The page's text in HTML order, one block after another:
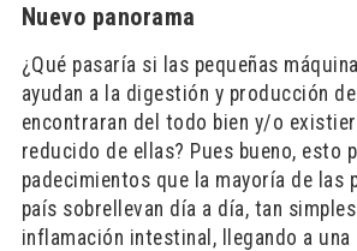
Nuevo panorama
¿Qué pasaría si las pequeñas
ayudan a la digestión y producción
encontraran del todo bien y/o
reducido de ellas? Pues bueno, esto
padecimientos que la mayoría de las
país sobrellevan día a día, tan
inflamación intestinal, llegando a una